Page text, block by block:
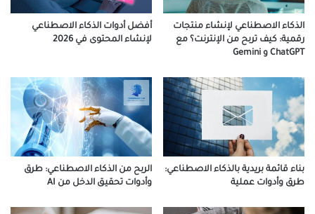
الذكاء الاصطناعي لإنشاء منتجات
رقمية: كيف تربح من الإنترنت؟ مع
ChatGPT و Gemini
أفضل أدوات الذكاء الاصطناعي
لإنشاء المحتوى في 2026
بناء قائمة بريدية بالذكاء الاصطناعي:
طرق وأدوات عملية
الربح من الذكاء الاصطناعي: طرق
وأدوات تحقيق الدخل من AI